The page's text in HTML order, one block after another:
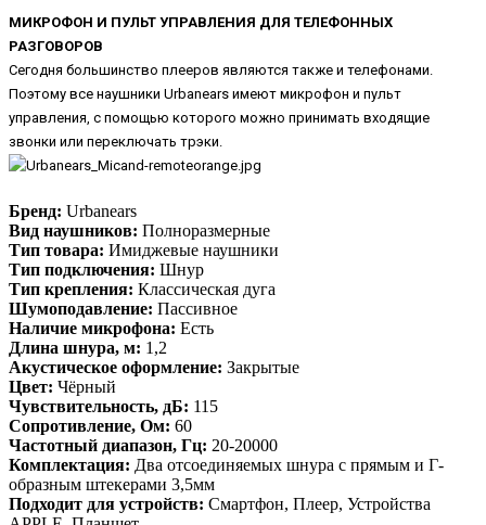
МИКРОФОН И ПУЛЬТ УПРАВЛЕНИЯ ДЛЯ ТЕЛЕФОННЫХ
РАЗГОВОРОВ
Сегодня большинство плееров являются также и телефонами.
Поэтому все наушники Urbanears имеют микрофон и пульт
управления, с помощью которого можно принимать входящие
звонки или переключать трэки.
Бренд: Urbanears
Вид наушников: Полноразмерные
Тип товара: Имиджевые наушники
Тип подключения: Шнур
Тип крепления: Классическая дуга
Шумоподавление: Пассивное
Наличие микрофона: Есть
Длина шнура, м: 1,2
Акустическое оформление: Закрытые
Цвет: Чёрный
Чувствительность, дБ: 115
Сопротивление, Ом: 60
Частотный диапазон, Гц: 20-20000
Комплектация: Два отсоединяемых шнура с прямым и Г-
образным штекерами 3,5мм
Подходит для устройств: Смартфон, Плеер, Устройства